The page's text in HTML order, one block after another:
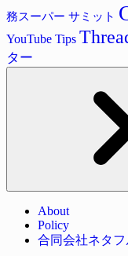
務スーパー サミット
YouTube Tips
ター
About
Policy
合同会社ネタフ